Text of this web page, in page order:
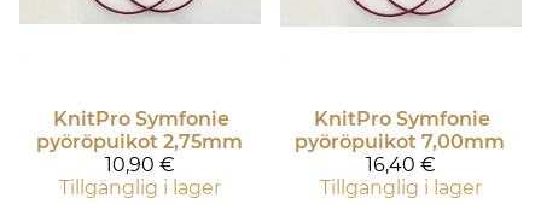
KnitPro Symfonie
pyöröpuikot 2,75mm
10,90 €
Tillgänglig i lager
KnitPro Symfonie
pyöröpuikot 7,00mm
16,40 €
Tillgänglig i lager